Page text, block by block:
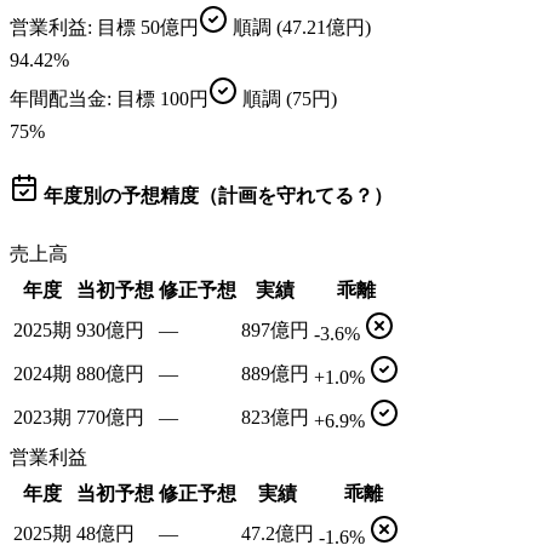
営業利益: 目標 50億円 順調 (47.21億円)
94.42%
年間配当金: 目標 100円 順調 (75円)
75%
年度別の予想精度（計画を守れてる？）
売上高
年度
当初予想 修正予想 実績
乖離
2025期 930億円 — 897億円 -3.6%
2024期 880億円 — 889億円 +1.0%
2023期 770億円 — 823億円 +6.9%
営業利益
年度
当初予想 修正予想 実績
乖離
2025期 48億円 — 47.2億円 -1.6%